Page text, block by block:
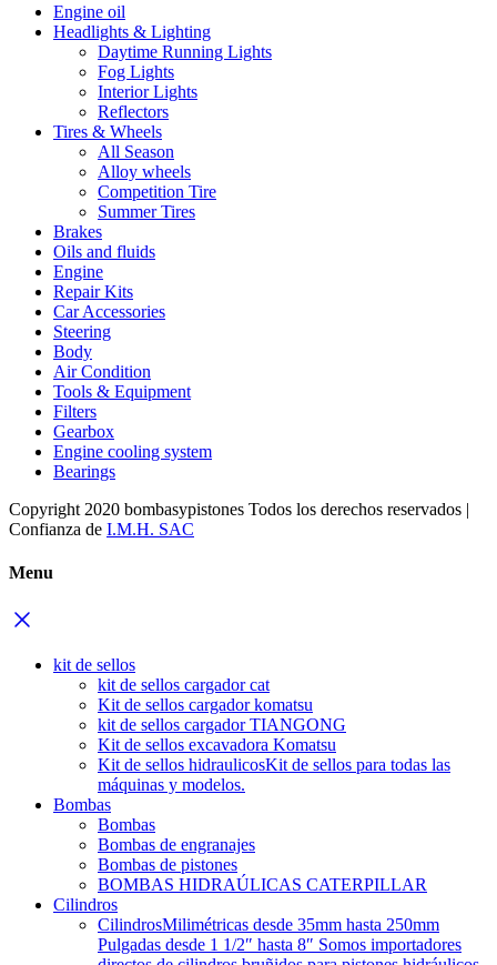
Engine oil
Headlights & Lighting
Daytime Running Lights
Fog Lights
Interior Lights
Reflectors
Tires & Wheels
All Season
Alloy wheels
Competition Tire
Summer Tires
Brakes
Oils and fluids
Engine
Repair Kits
Car Accessories
Steering
Body
Air Condition
Tools & Equipment
Filters
Gearbox
Engine cooling system
Bearings
Copyright 2020 bombasypistones Todos los derechos reservados |
Confianza de I.M.H. SAC
Menu
kit de sellos
kit de sellos cargador cat
Kit de sellos cargador komatsu
kit de sellos cargador TIANGONG
Kit de sellos excavadora Komatsu
Kit de sellos hidraulicosKit de sellos para todas las
máquinas y modelos.
Bombas
Bombas
Bombas de engranajes
Bombas de pistones
BOMBAS HIDRAÚLICAS CATERPILLAR
Cilindros
CilindrosMilimétricas desde 35mm hasta 250mm
Pulgadas desde 1 1/2″ hasta 8″ Somos importadores